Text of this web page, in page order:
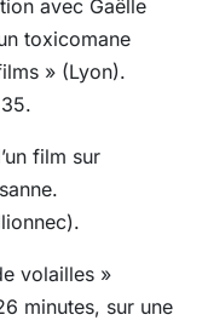
avec Gaëlle
toxicomane
» (Lyon).
film sur
volailles »
minutes, sur une